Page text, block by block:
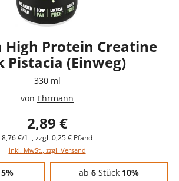
High Protein Creatine
Pistacia (Einweg)
330 ml
von Ehrmann
2,89 €
8,76 €/1 l, zzgl. 0,25 € Pfand
inkl. MwSt., zzgl. Versand
5% ab 6Stück 10%